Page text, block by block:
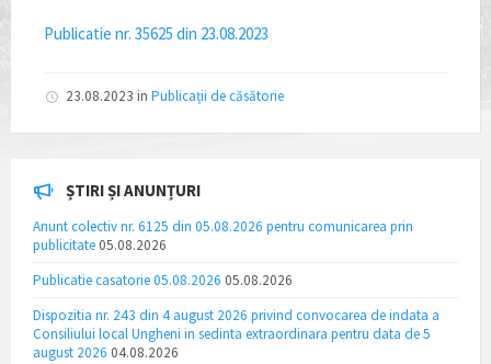
Publicatie nr. 35625 din 23.08.2023
23.08.2023 in Publicații de căsătorie
ȘTIRI ȘI ANUNȚURI
Anunt colectiv nr. 6125 din 05.08.2026 pentru comunicarea prin
publicitate 05.08.2026
Publicatie casatorie 05.08.2026 05.08.2026
Dispozitia nr. 243 din 4 august 2026 privind convocarea de indata a
Consiliului local Ungheni in sedinta extraordinara pentru data de 5
august 2026 04.08.2026